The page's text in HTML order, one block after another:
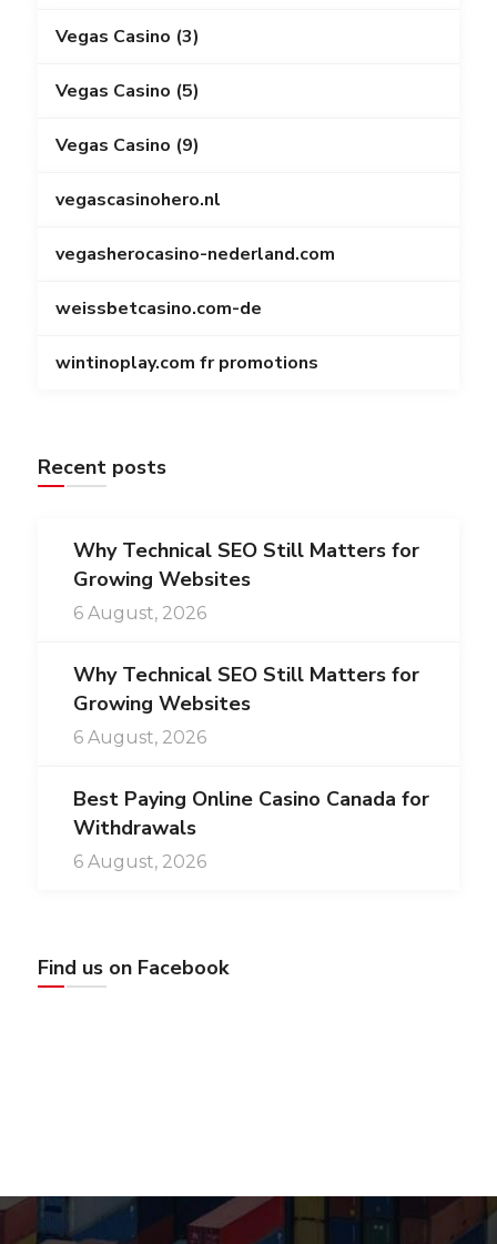
Vegas Casino (3)
Vegas Casino (5)
Vegas Casino (9)
vegascasinohero.nl
vegasherocasino-nederland.com
weissbetcasino.com-de
wintinoplay.com fr promotions
Recent posts
Why Technical SEO Still Matters for
Growing Websites
6 August, 2026
Why Technical SEO Still Matters for
Growing Websites
6 August, 2026
Best Paying Online Casino Canada for
Withdrawals
6 August, 2026
Find us on Facebook